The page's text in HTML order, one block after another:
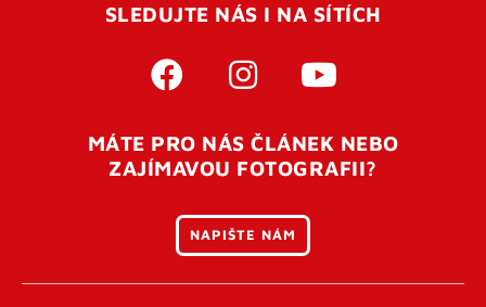
SLEDUJTE NÁS I NA SÍTÍCH
MÁTE PRO NÁS ČLÁNEK NEBO
ZAJÍMAVOU FOTOGRAFII?
NAPIŠTE NÁM